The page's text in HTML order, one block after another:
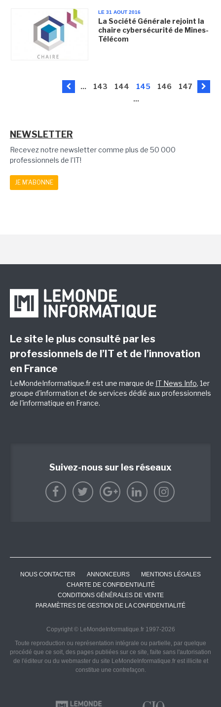
LE 31 AOUT 2016
La Société Générale rejoint la
chaire cybersécurité de Mines-
Télécom
... 143 144 145 146
147
...
NEWSLETTER
Recevez notre newsletter comme plus de 50 000
professionnels de l'IT!
JE M'ABONNE
Le site le plus consulté par les
professionnels de l’IT et de l’innovation
en France
LeMondeInformatique.fr est une marque de IT News Info, 1er
groupe d'information et de services dédié aux professionnels
de l'informatique en France.
Suivez-nous sur les réseaux
NOUS CONTACTER ANNONCEURS
MENTIONS LÉGALES
CHARTE DE CONFIDENTIALITÉ
CONDITIONS GÉNÉRALES DE VENTE
PARAMÈTRES DE GESTION DE LA CONFIDENTIALITÉ
Copyright © LeMondeInformatique.fr 1997-2026
Toute reproduction ou représentation intégrale ou partielle, par quelque
procédé que ce soit, des pages publiées sur ce site, faite sans l'autorisation
de l'éditeur ou du webmaster du site LeMondeInformatique.fr est illicite et
constitue une contrefaçon.